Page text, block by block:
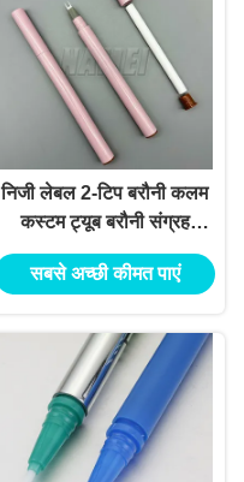
निजी लेबल 2-टिप बरौनी कलम
कस्टम ट्यूब बरौनी संग्रह
मूर्तिकला पोमेड बरौनी पेंसिल
कंटेनर
सबसे अच्छी कीमत पाएं